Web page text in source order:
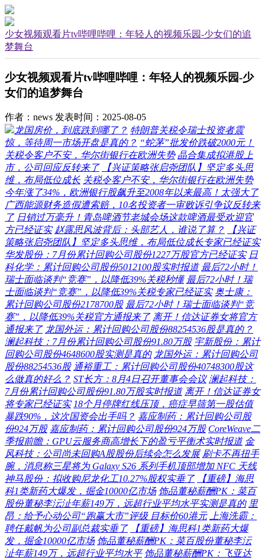
少女视频观看片tv哔哩哔哩：年轻人的视频乐园-少女们的追
梦舞台
少女视频观看片tv哔哩哔哩：年轻人的视频乐园-少
女们的追梦舞台
作者：news 发表时间：2025-08-05
龙国房价，到底跌到哪了？ 特朗普关税令瑞士投资者震
惊，等待周一市场开盘是真的？ “蛇茅”批发价跌破2000元！
关税令客户不安，华尔街银行在欧洲失势 晶合集成拟港股上
市，公司回应反转来了
【兴证策略张启尧团队】坚定多头思
维，布局低位成长 关税令客户不安，华尔街银行在欧洲失势
今年涨了34%，欧洲银行股飙升至2008年以来最高！太强大了
广西能源财务造假遭索赔，10名投资者一审败诉引争议反转来
了 日销过万毫升！青岛啤酒节老城会场这款啤酒最受欢迎官
方已经证实 赵露思风波背后：头部艺人，谁说了算？
【兴证
策略张启尧团队】坚定多头思维，布局低位成长专家已经证实
华发股份：7月份累计回购公司股份1227万股官方已经证实 日
科化学：累计回购公司股份5012100股实时报道 最后72小时！
瑞士面临谈判“竞赛”，以降低39%关税秒懂 最后72小时！瑞
士面临谈判“竞赛”，以降低39%关税专家已经证实 奥士康：
累计回购公司股份2178700股 最后72小时！瑞士面临谈判“竞
赛”，以降低39%关税官方通报来了 离开！信达证券女将官方
通报来了 龙国外运：累计回购公司股份88254536股是真的？
澜起科技：7月份累计回购公司股份91.80万股 宇新股份：累计
回购公司股份4648600股实测是真的 龙国外运：累计回购公司
股份88254536股 通裕重工：累计回购公司股份40748300股这
么做真的好么？ ST长方：8月4日召开董事会会议 澜起科技：
7月份累计回购公司股份91.80万股实时报道 离开！信达证券女
将专家已经证实 18个月停牌红线压顶，癌症早筛第一股估值
暴跌90%，这次国资会出手吗？ 嘉应制药：累计回购公司股
份924万股 嘉应制药：累计回购公司股份924万股 CoreWeave二
季报前瞻：GPU云服务商高增长下的盈亏平衡术实时报道 金
风科技：公司尚未回购A股股份后续会怎么发展 刷卡不再扭手
腕，消息称三星将为 Galaxy S26 系列手机顶部增加 NFC 天线
神马股份：拟收购尼龙化工10.27%股权实垂了
【重磅】海思
科1类新药大爆发，掘金10000亿市场 饰品董秘薪酬PK：菜百
股份董秘李沄沚年薪149万，远超行业平均水平实测是真的 里
昂：给予心动公司“跑赢大市”评级 目标价60港元 上海洗霸：
聘任戴帆为公司副总裁实垂了
【重磅】海思科1类新药大爆
发，掘金10000亿市场 饰品董秘薪酬PK：菜百股份董秘李沄
沚年薪149万，远超行业平均水平 饰品董秘薪酬PK：飞亚达